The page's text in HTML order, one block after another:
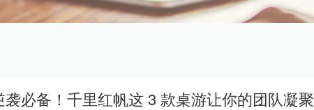
必备！千里红帆这 3 款桌游让你的团队凝聚